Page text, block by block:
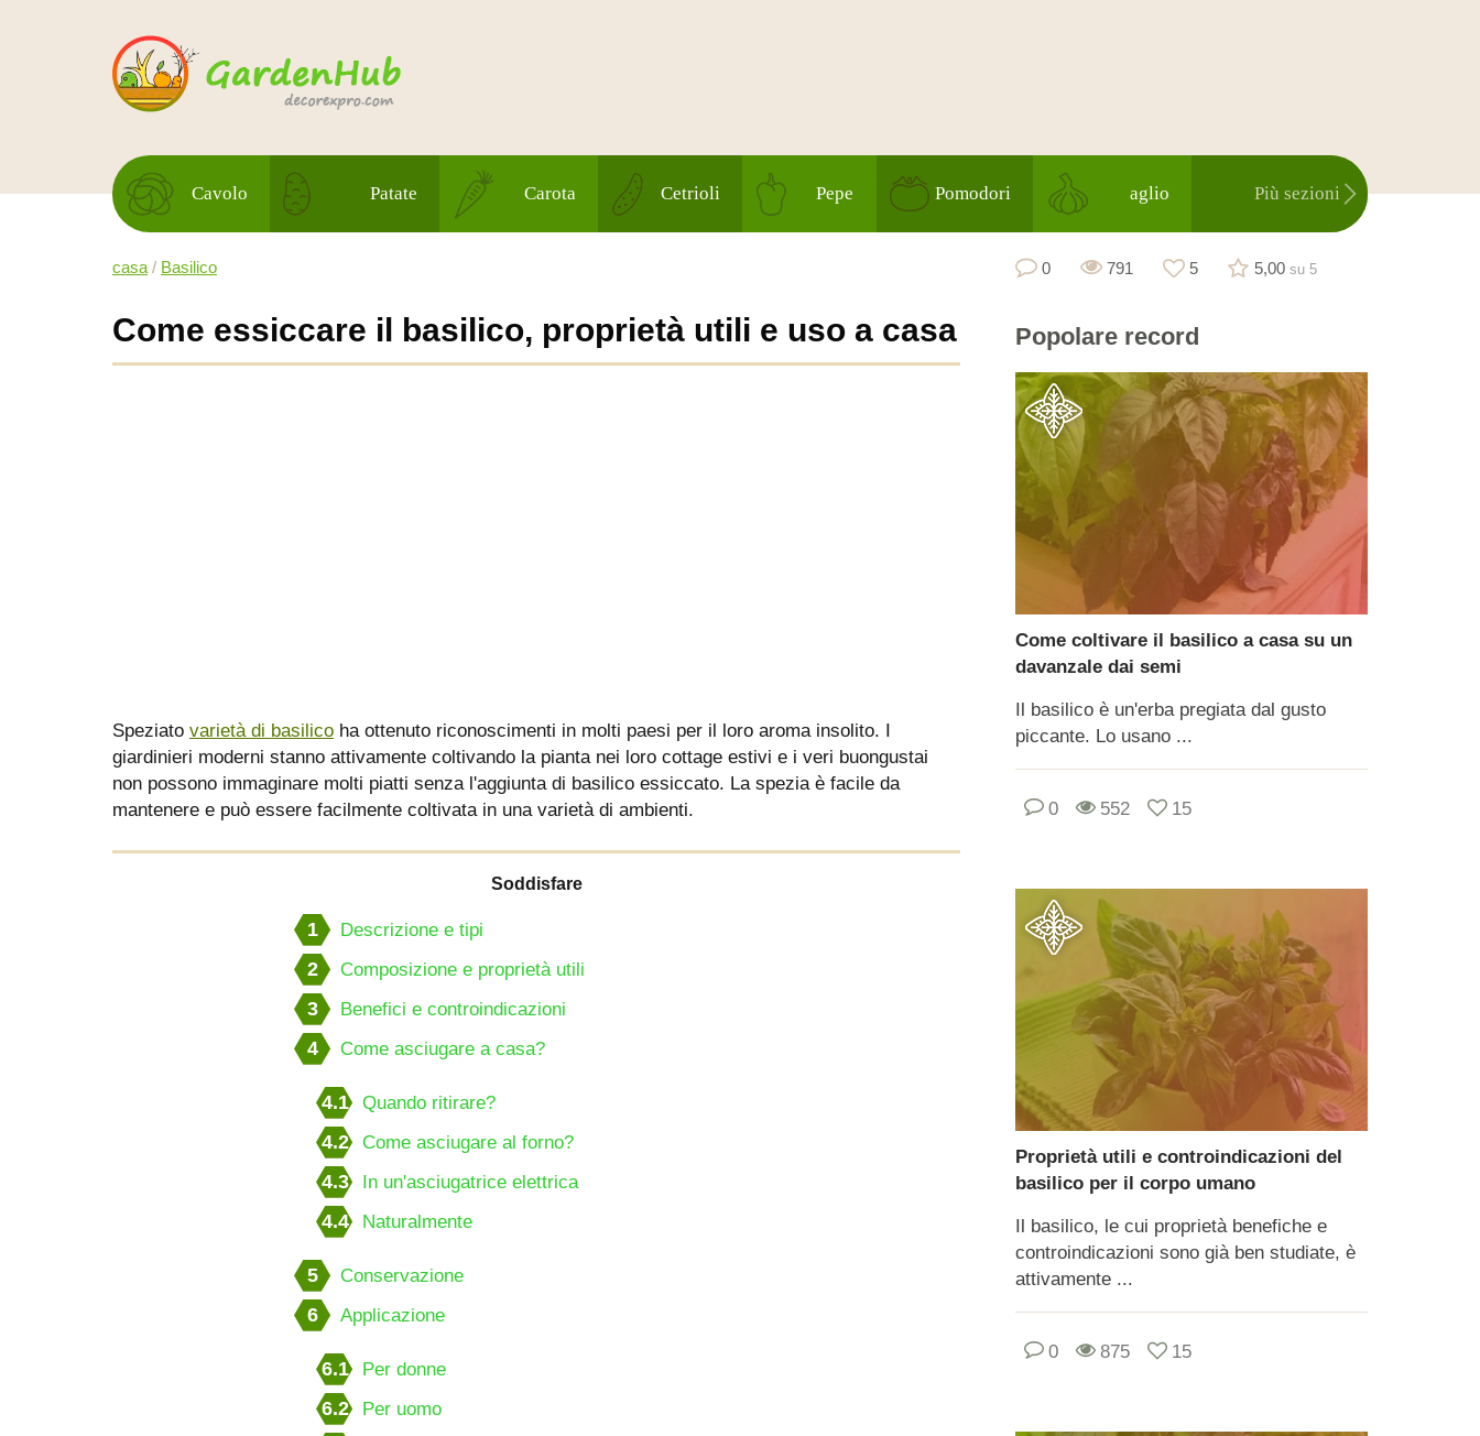
Cavolo Patate Carota Cetrioli Pepe Pomodori aglio Più sezioni
casa / Basilico
Come essiccare il basilico, proprietà utili e uso a casa
Speziato varietà di basilico ha ottenuto riconoscimenti in molti paesi per il loro aroma insolito. I
giardinieri moderni stanno attivamente coltivando la pianta nei loro cottage estivi e i veri buongustai
non possono immaginare molti piatti senza l'aggiunta di basilico essiccato. La spezia è facile da
mantenere e può essere facilmente coltivata in una varietà di ambienti.
Soddisfare
1 Descrizione e tipi
2 Composizione e proprietà utili
3 Benefici e controindicazioni
4 Come asciugare a casa?
4.1 Quando ritirare?
4.2 Come asciugare al forno?
4.3 In un'asciugatrice elettrica
4.4 Naturalmente
5 Conservazione
6 Applicazione
6.1 Per donne
6.2 Per uomo
0 791 5 5,00 su 5
Popolare record
Come coltivare il basilico a casa su un
davanzale dai semi
Il basilico è un'erba pregiata dal gusto
piccante. Lo usano ...
0 552 15
Proprietà utili e controindicazioni del
basilico per il corpo umano
Il basilico, le cui proprietà benefiche e
controindicazioni sono già ben studiate, è
attivamente ...
0 875 15